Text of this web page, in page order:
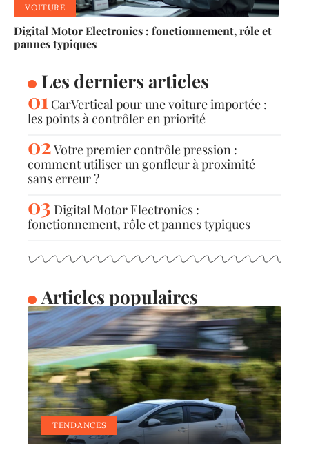
VOITURE
Digital Motor Electronics : fonctionnement, rôle et
pannes typiques
Les derniers articles
CarVertical pour une voiture importée :
les points à contrôler en priorité
Votre premier contrôle pression :
comment utiliser un gonfleur à proximité
sans erreur ?
Digital Motor Electronics :
fonctionnement, rôle et pannes typiques
Articles populaires
TENDANCES
C’est quoi une voiture